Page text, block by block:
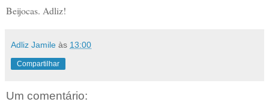
Beijocas. Adliz!
Adliz Jamile às 13:00
Compartilhar
Um comentário: